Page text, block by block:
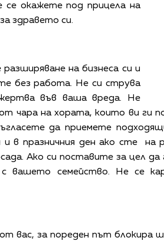
се окажете под прицела на
здравето си.
на бизнеса си и
без работа. Не си струва
във ваша вреда. Не
чара на хората, които ви ги
да приемете
в празничния ден ако сте на
Ако си поставите за цел
вашето семейство. Не се
вас, за пореден път блокира